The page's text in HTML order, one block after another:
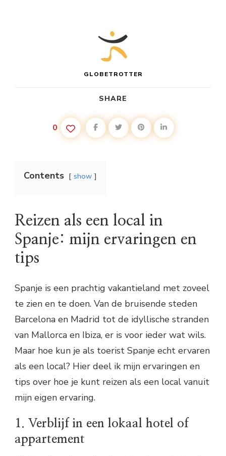
GLOBETROTTER
SHARE
0
Contents show
Reizen als een local in
Spanje: mijn ervaringen en
tips
Spanje is een prachtig vakantieland met zoveel
te zien en te doen. Van de bruisende steden
Barcelona en Madrid tot de idyllische stranden
van Mallorca en Ibiza, er is voor ieder wat wils.
Maar hoe kun je als toerist Spanje echt ervaren
als een local? Hier deel ik mijn ervaringen en
tips over hoe je kunt reizen als een local vanuit
mijn eigen ervaring.
1. Verblijf in een lokaal hotel of
appartement